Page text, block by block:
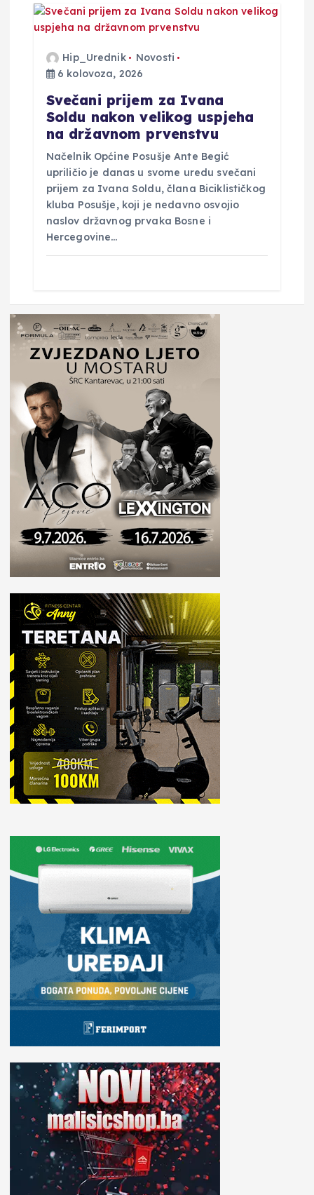
Hip_Urednik
Novosti
6 kolovoza, 2026
Svečani prijem za Ivana
Soldu nakon velikog uspjeha
na državnom prvenstvu
Načelnik Općine Posušje Ante Begić
upriličio je danas u svome uredu svečani
prijem za Ivana Soldu, člana Biciklističkog
kluba Posušje, koji je nedavno osvojio
naslov državnog prvaka Bosne i
Hercegovine…